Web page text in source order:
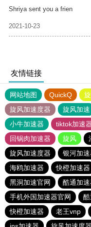
Shriya sent you a frien
2021-10-23
友情链接
网站地图 QuickQ
旋风加速度器
旋风加速
小牛加速器
tiktok加速
回锅肉加速器
旋风
旋风加速度器
银河加速
海鸥加速器
快橙加速器
黑洞加速官网
酷通加速
手机外国加速器官网
快橙加速器
老王vnp